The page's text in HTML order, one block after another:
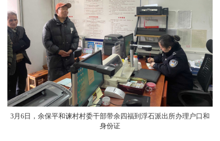
3月6日，余保平和谏村村委干部带余四福到浮石派出所办理户口和
身份证